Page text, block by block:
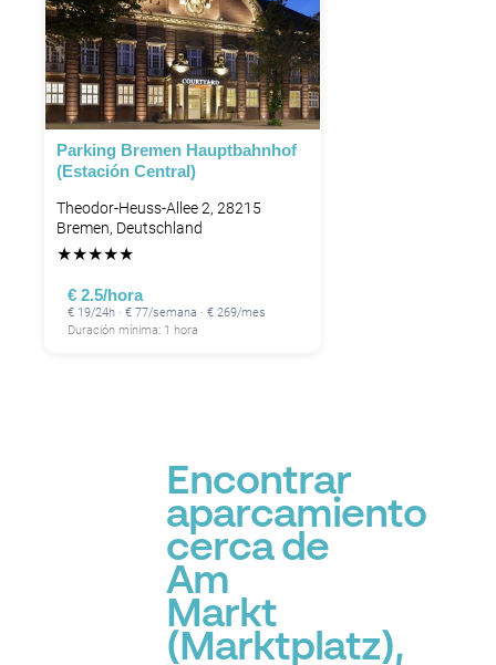
Parking Bremen Hauptbahnhof
(Estación Central)
Theodor-Heuss-Allee 2, 28215
Bremen, Deutschland
★★★★★
€ 2.5/hora
€ 19/24h · € 77/semana · € 269/mes
Duración mínima: 1 hora
Encontrar
aparcamiento
cerca de
Am
Markt
(Marktplatz),